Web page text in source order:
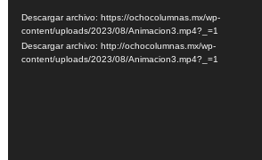
de
vídeo
Descargar archivo: https://ochocolumnas.mx/wp-
content/uploads/2023/08/Animacion3.mp4?_=1
Descargar archivo: http://ochocolumnas.mx/wp-
content/uploads/2023/08/Animacion3.mp4?_=1